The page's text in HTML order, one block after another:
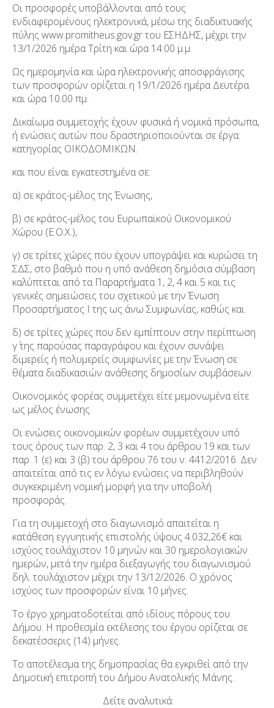
Οι προσφορές υποβάλλονται από τους
ενδιαφερομένους ηλεκτρονικά, μέσω της διαδικτυακής
πύλης www.promitheus.gov.gr του ΕΣΗΔΗΣ, μέχρι την
13/1/2026 ημέρα Τρίτη και ώρα 14:00 μ.μ.
Ως ημερομηνία και ώρα ηλεκτρονικής αποσφράγισης
των προσφορών ορίζεται η 19/1/2026 ημέρα Δευτέρα
και ώρα 10.00 πμ.
Δικαίωμα συμμετοχής έχουν φυσικά ή νομικά πρόσωπα,
ή ενώσεις αυτών που δραστηριοποιούνται σε έργα:
κατηγορίας ΟΙΚΟΔΟΜΙΚΩΝ.
και που είναι εγκατεστημένα σε:
α) σε κράτος-μέλος της Ένωσης,
β) σε κράτος-μέλος του Ευρωπαϊκού Οικονομικού
Χώρου (Ε.Ο.Χ.),
γ) σε τρίτες χώρες που έχουν υπογράψει και κυρώσει τη
ΣΔΣ, στο βαθμό που η υπό ανάθεση δημόσια σύμβαση
καλύπτεται από τα Παραρτήματα 1, 2, 4 και 5 και τις
γενικές σημειώσεις του σχετικού με την Ένωση
Προσαρτήματος I της ως άνω Συμφωνίας, καθώς και
δ) σε τρίτες χώρες που δεν εμπίπτουν στην περίπτωση
γ΄ της παρούσας παραγράφου και έχουν συνάψει
διμερείς ή πολυμερείς συμφωνίες με την Ένωση σε
θέματα διαδικασιών ανάθεσης δημοσίων συμβάσεων.
Οικονομικός φορέας συμμετέχει είτε μεμονωμένα είτε
ως μέλος ένωσης.
Οι ενώσεις οικονομικών φορέων συμμετέχουν υπό
τους όρους των παρ. 2, 3 και 4 του άρθρου 19 και των
παρ. 1 (ε) και 3 (β) του άρθρου 76 του ν. 4412/2016. Δεν
απαιτείται από τις εν λόγω ενώσεις να περιβληθούν
συγκεκριμένη νομική μορφή για την υποβολή
προσφοράς.
Για τη συμμετοχή στο διαγωνισμό απαιτείται η
κατάθεση εγγυητικής επιστολής ύψους 4.032,26€ και
ισχύος τουλάχιστον 10 μηνών και 30 ημερολογιακών
ημερών, μετά την ημέρα διεξαγωγής του διαγωνισμού
δηλ. τουλάχιστον μέχρι την 13/12/2026. Ο χρόνος
ισχύος των προσφορών είναι 10 μήνες.
Το έργο χρηματοδοτείται από ιδίους πόρους του
Δήμου. Η προθεσμία εκτέλεσης του έργου ορίζεται σε
δεκατέσσερις (14) μήνες.
Το αποτέλεσμα της δημοπρασίας θα εγκριθεί από την
Δημοτική επιτροπή του Δήμου Ανατολικής Μάνης.
Δείτε αναλυτικά: